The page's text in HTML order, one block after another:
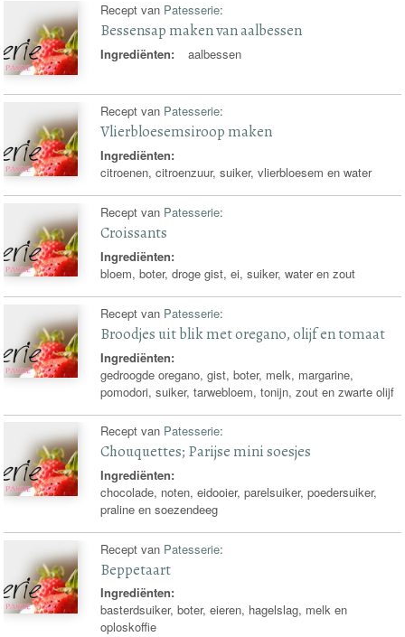
Recept van Patesserie:
Bessensap maken van aalbessen
Ingrediënten: aalbessen
Recept van Patesserie:
Vlierbloesemsiroop maken
Ingrediënten:
citroenen, citroenzuur, suiker, vlierbloesem en water
Recept van Patesserie:
Croissants
Ingrediënten:
bloem, boter, droge gist, ei, suiker, water en zout
Recept van Patesserie:
Broodjes uit blik met oregano, olijf en tomaat
Ingrediënten:
gedroogde oregano, gist, boter, melk, margarine,
pomodori, suiker, tarwebloem, tonijn, zout en zwarte olijf
Recept van Patesserie:
Chouquettes; Parijse mini soesjes
Ingrediënten:
chocolade, noten, eidooier, parelsuiker, poedersuiker,
praline en soezendeeg
Recept van Patesserie:
Beppetaart
Ingrediënten:
basterdsuiker, boter, eieren, hagelslag, melk en
oploskoffie